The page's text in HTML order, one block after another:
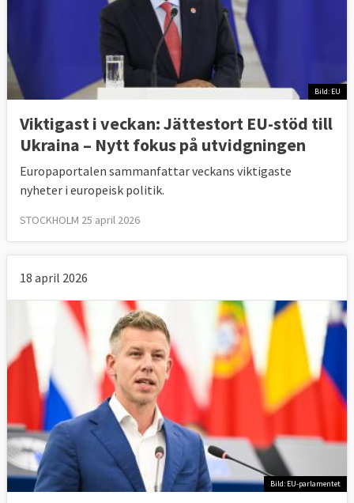
Bild: EU
Viktigast i veckan: Jättestort EU-stöd till
Ukraina – Nytt fokus på utvidgningen
Europaportalen sammanfattar veckans viktigaste
nyheter i europeisk politik.
STOCKHOLM 25 april 2026
18 april 2026
Bild: EU-parlamentet